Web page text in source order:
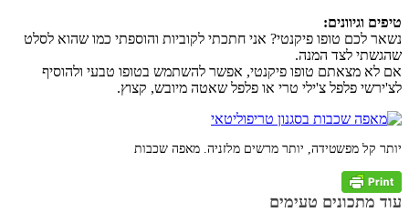
טיפים וגיוונים:
נשאר לכם טופו פיקנטי? אני חתכתי לקוביות והוספתי כמו שהוא לסלט
שהגשתי לצד המנה.
אם לא מצאתם טופו פיקנטי, אפשר להשתמש בטופו טבעי ולהוסיף
לצ'ירשי פלפל צ'ילי טרי או פלפל שאטה מיובש, קצוץ.
יותר קל מפשטידה, יותר מרשים מלזניה. מאפה שכבות
עוד מתכונים טעימים